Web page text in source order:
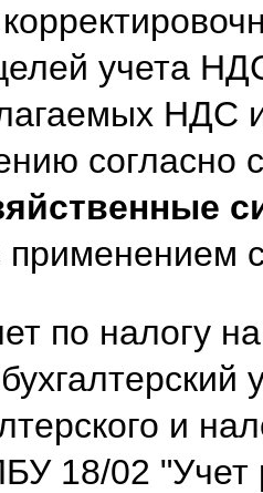
учета
НДС
применением
по налогу
и
18/02 "Учет